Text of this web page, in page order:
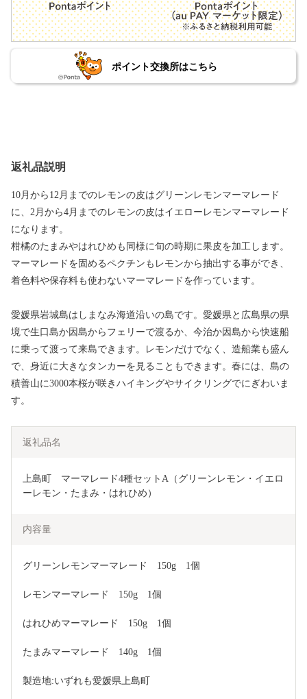
ポイント交換所はこちら
返礼品説明
10月から12月までのレモンの皮はグリーンレモンマーマレード
に、2月から4月までのレモンの皮はイエローレモンマーマレード
になります。
柑橘のたまみやはれひめも同様に旬の時期に果皮を加工します。
マーマレードを固めるペクチンもレモンから抽出する事ができ、
着色料や保存料も使わないマーマレードを作っています。
愛媛県岩城島はしまなみ海道沿いの島です。愛媛県と広島県の県
境で生口島か因島からフェリーで渡るか、今治か因島から快速船
に乗って渡って来島できます。レモンだけでなく、造船業も盛ん
で、身近に大きなタンカーを見ることもできます。春には、島の
積善山に3000本桜が咲きハイキングやサイクリングでにぎわいま
す。
返礼品名
上島町　マーマレード4種セットA（グリーンレモン・イエロ
ーレモン・たまみ・はれひめ）
内容量
グリーンレモンマーマレード　150g　1個
レモンマーマレード　150g　1個
はれひめマーマレード　150g　1個
たまみマーマレード　140g　1個
製造地:いずれも愛媛県上島町